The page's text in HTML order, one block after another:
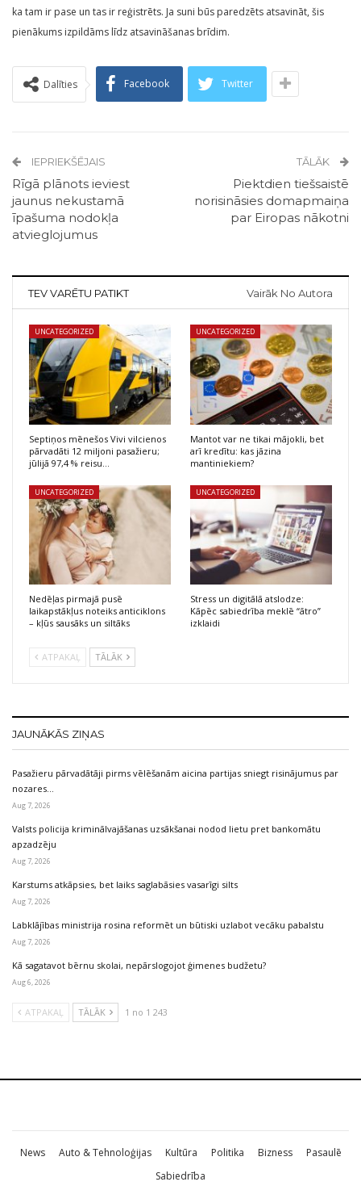
ka tam ir pase un tas ir reģistrēts. Ja suni būs paredzēts atsavināt, šis
pienākums izpildāms līdz atsavināšanas brīdim.
Dalīties Facebook Twitter
IEPRIEKŠĒJAIS
Rīgā plānots ieviest
jaunus nekustamā
īpašuma nodokļa
atvieglojumus
TĀLĀK
Piektdien tiešsaistē
norisināsies domapmaiņa
par Eiropas nākotni
TEV VARĒTU PATIKT Vairāk No Autora
UNCATEGORIZED
Septiņos mēnešos Vivi vilcienos
pārvadāti 12 miljoni pasažieru;
jūlijā 97,4 % reisu…
UNCATEGORIZED
Mantot var ne tikai mājokli, bet
arī kredītu: kas jāzina
mantiniekiem?
UNCATEGORIZED
Nedēļas pirmajā pusē
laikapstākļus noteiks anticiklons
– kļūs sausāks un siltāks
UNCATEGORIZED
Stress un digitālā atslodze:
Kāpēc sabiedrība meklē “ātro”
izklaidi
ATPAKAĻ TĀLĀK
JAUNĀKĀS ZIŅAS
Pasažieru pārvadātāji pirms vēlēšanām aicina partijas sniegt risinājumus par
nozares…
Aug 7, 2026
Valsts policija kriminālvajāšanas uzsākšanai nodod lietu pret bankomātu
apzadzēju
Aug 7, 2026
Karstums atkāpsies, bet laiks saglabāsies vasarīgi silts
Aug 7, 2026
Labklājības ministrija rosina reformēt un būtiski uzlabot vecāku pabalstu
Aug 7, 2026
Kā sagatavot bērnu skolai, nepārslogojot ģimenes budžetu?
Aug 6, 2026
ATPAKAĻ TĀLĀK 1 no 1 243
News Auto & Tehnoloģijas Kultūra Politika Bizness
Pasaulē
Sabiedrība